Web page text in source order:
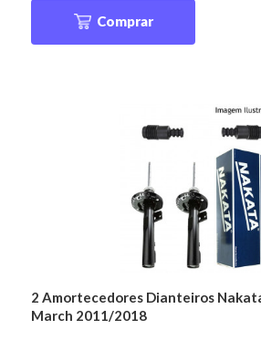
Comprar
2 Amortecedores Dianteiros
March 2011/2018